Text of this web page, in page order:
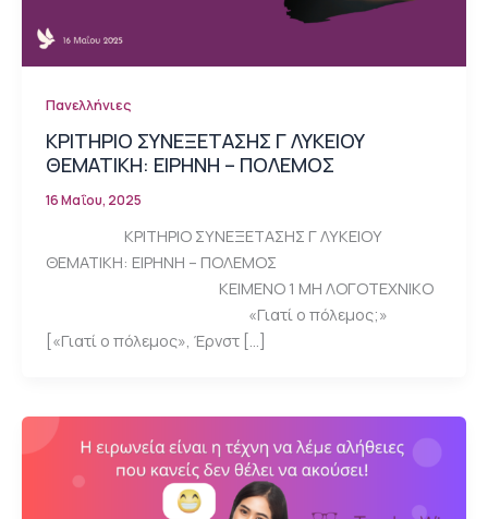
Πανελλήνιες
ΚΡΙΤΗΡΙΟ ΣΥΝΕΞΕΤΑΣΗΣ Γ ΛΥΚΕΙΟΥ
ΘΕΜΑΤΙΚΗ: ΕΙΡΗΝΗ – ΠΟΛΕΜΟΣ
16 Μαΐου, 2025
ΚΡΙΤΗΡΙΟ ΣΥΝΕΞΕΤΑΣΗΣ Γ ΛΥΚΕΙΟΥ
ΘΕΜΑΤΙΚΗ: ΕΙΡΗΝΗ – ΠΟΛΕΜΟΣ
ΚΕΙΜΕΝΟ 1 ΜΗ ΛΟΓΟΤΕΧΝΙΚΟ
«Γιατί ο πόλεμος;»
[«Γιατί ο πόλεμος», Έρνστ […]